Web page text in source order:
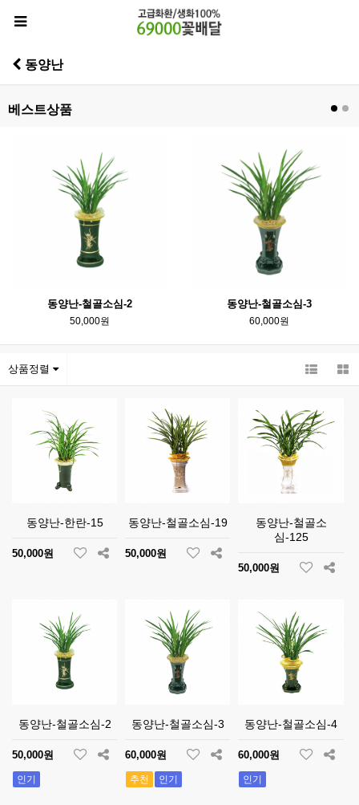
동양난
베스트상품
동양난-철골소심-2
50,000원
동양난-철골소심-3
60,000원
상품정렬
동양난-한란-15
50,000원
동양난-철골소심-19
50,000원
동양난-철골소
심-125
50,000원
동양난-철골소심-2
50,000원
인기
동양난-철골소심-3
60,000원
추천 인기
동양난-철골소심-4
60,000원
인기